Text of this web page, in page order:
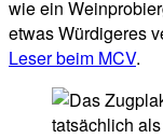
wie ein
etwas Würdigeres
Leser beim MCV.